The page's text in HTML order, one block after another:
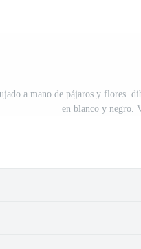
a mano de pájaros y flores.
en blanco y negro.